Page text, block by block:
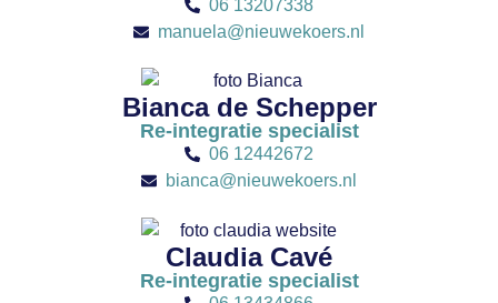
06 13207338
manuela@nieuwekoers.nl
Bianca de Schepper
Re-integratie specialist
06 12442672
bianca@nieuwekoers.nl
Claudia Cavé
Re-integratie specialist